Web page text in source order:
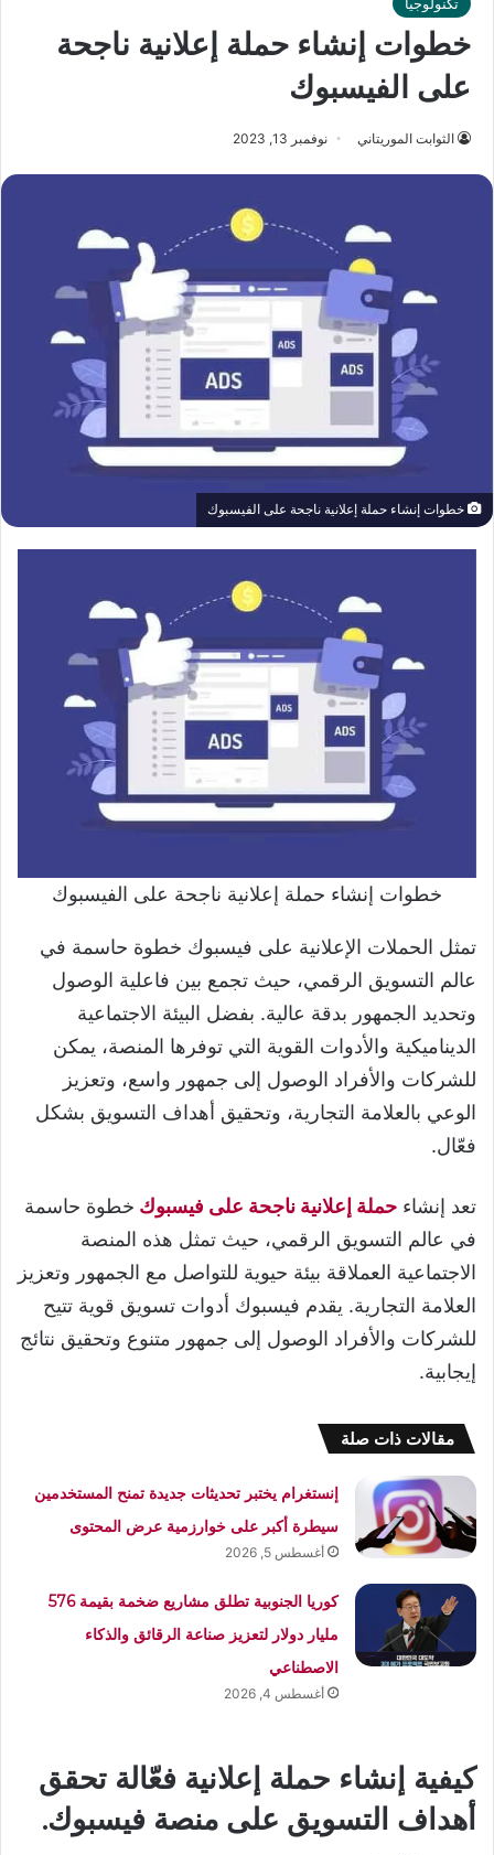
خطوات إنشاء حملة إعلانية ناجحة
على الفيسبوك
الثوابت الموريتاني نوفمبر 13, 2023
خطوات إنشاء حملة إعلانية ناجحة على الفيسبوك
خطوات إنشاء حملة إعلانية ناجحة على الفيسبوك
تمثل الحملات الإعلانية على فيسبوك خطوة حاسمة في
عالم التسويق الرقمي، حيث تجمع بين فاعلية الوصول
وتحديد الجمهور بدقة عالية. بفضل البيئة الاجتماعية
الديناميكية والأدوات القوية التي توفرها المنصة، يمكن
للشركات والأفراد الوصول إلى جمهور واسع، وتعزيز
الوعي بالعلامة التجارية، وتحقيق أهداف التسويق بشكل
فعّال.
تعد إنشاء حملة إعلانية ناجحة على فيسبوك خطوة حاسمة
في عالم التسويق الرقمي، حيث تمثل هذه المنصة
الاجتماعية العملاقة بيئة حيوية للتواصل مع الجمهور وتعزيز
العلامة التجارية. يقدم فيسبوك أدوات تسويق قوية تتيح
للشركات والأفراد الوصول إلى جمهور متنوع وتحقيق نتائج
إيجابية.
مقالات ذات صلة
إنستغرام يختبر تحديثات جديدة تمنح المستخدمين
سيطرة أكبر على خوارزمية عرض المحتوى
أغسطس 5, 2026
كوريا الجنوبية تطلق مشاريع ضخمة بقيمة 576
مليار دولار لتعزيز صناعة الرقائق والذكاء
الاصطناعي
أغسطس 4, 2026
كيفية إنشاء حملة إعلانية فعّالة تحقق
أهداف التسويق على منصة فيسبوك.